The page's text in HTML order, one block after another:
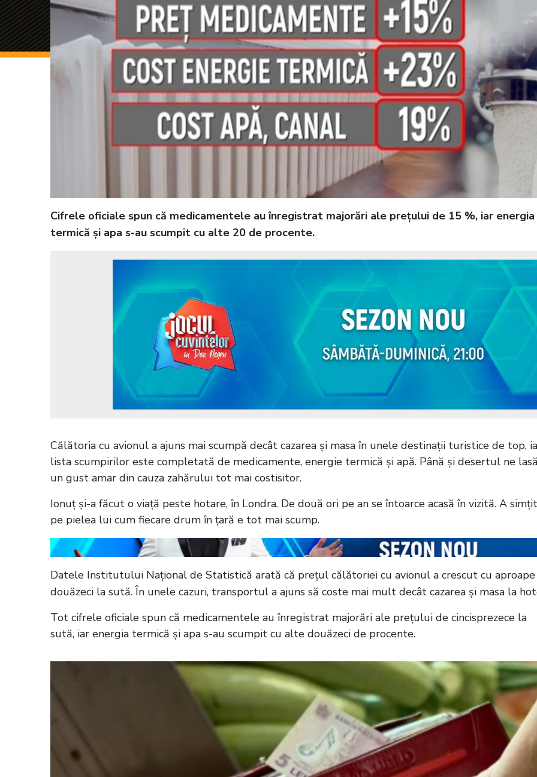
Cifrele oficiale spun că medicamentele au înregistrat majorări ale prețului de 15 %, iar energia
termică și apa s-au scumpit cu alte 20 de procente.
Călătoria cu avionul a ajuns mai scumpă decât cazarea și masa în unele destinații turistice de top,
lista scumpirilor este completată de medicamente, energie termică și apă. Până și desertul ne
un gust amar din cauza zahărului tot mai costisitor.
Ionuț și-a făcut o viață peste hotare, în Londra. De două ori pe an se întoarce acasă în vizită. A simțit
pe pielea lui cum fiecare drum în țară e tot mai scump.
Datele Institutului Național de Statistică arată că prețul călătoriei cu avionul a crescut cu aproape
douăzeci la sută. În unele cazuri, transportul a ajuns să coste mai mult decât cazarea și masa la
Tot cifrele oficiale spun că medicamentele au înregistrat majorări ale prețului de cincisprezece la
sută, iar energia termică și apa s-au scumpit cu alte douăzeci de procente.